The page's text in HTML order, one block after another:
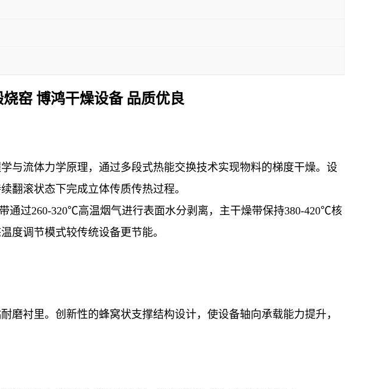
窑 博鸿干燥设备 品质优良
与流体力学原理，通过多段式热能交换技术实现物料的梯度干燥。设
翻滚状态下完成立体传质传热过程。
通过260-320℃高温烟气进行表面水分剥离，主干燥带保持380-420℃核
度调节模式较传统设备更节能。
衬里。创新性的蜂窝状支撑结构设计，使设备轴向承载能力提升，